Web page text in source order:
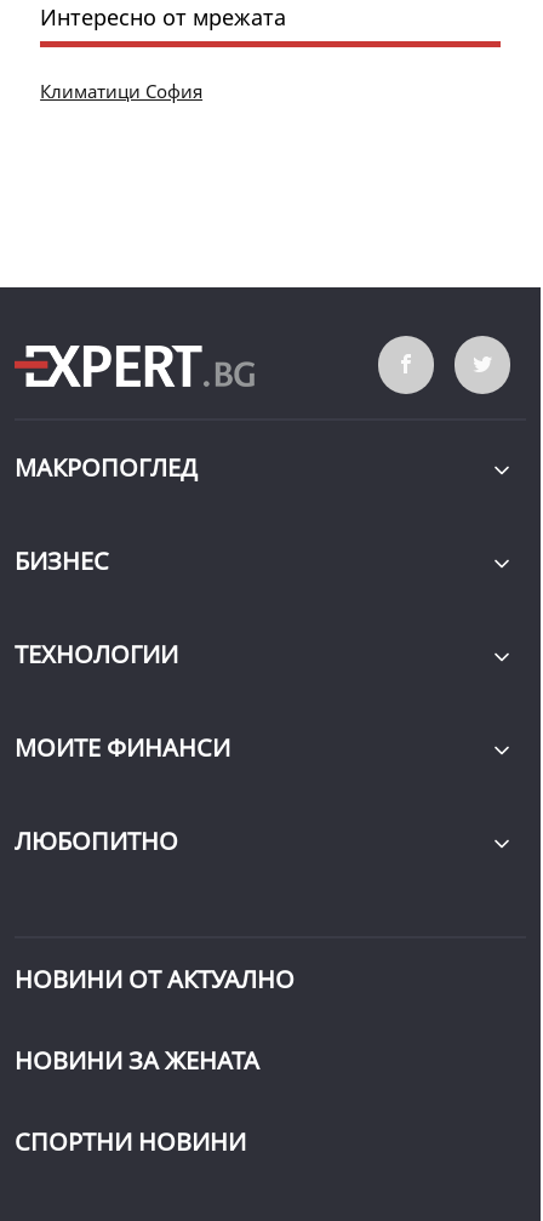
Интересно от мрежата
Климатици София
МАКРОПОГЛЕД
БИЗНЕС
ТЕХНОЛОГИИ
МОИТЕ ФИНАНСИ
ЛЮБОПИТНО
НОВИНИ ОТ АКТУАЛНО
НОВИНИ ЗА ЖЕНАТА
СПОРТНИ НОВИНИ